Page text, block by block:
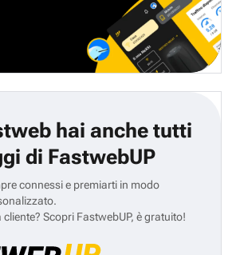
hai anche tutti
di FastwebUP
connessi e premiarti in modo
Scopri FastwebUP, è gratuito!